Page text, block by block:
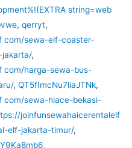
string=web
, qerryt,
com/sewa-elf-coaster-
,
com/harga-sewa-bus-
, QT5fImcNu7liaJTNk,
com/sewa-hiace-bekasi-
joinfunsewahaicerentalelf
elf-jakarta-timur/,
,